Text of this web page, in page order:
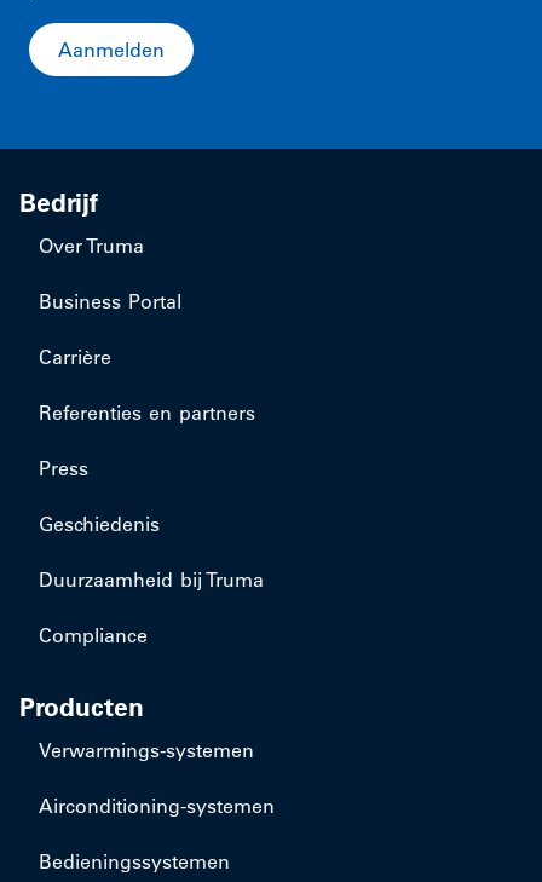
Aanmelden
Bedrijf
Over Truma
Business Portal
Carrière
Referenties en partners
Press
Geschiedenis
Duurzaamheid bij Truma
Compliance
Producten
​Verwarmings-systemen
​Airconditioning-systemen
Bedieningssystemen